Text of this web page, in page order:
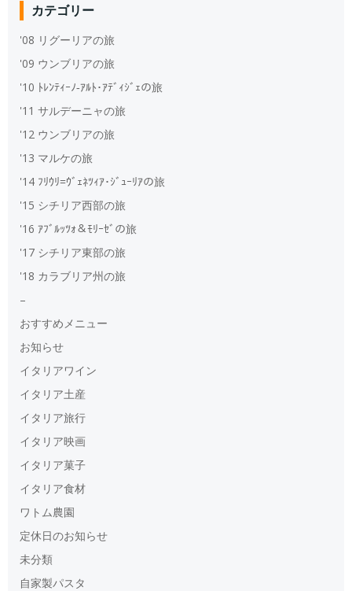
カテゴリー
'08 リグーリアの旅
'09 ウンブリアの旅
'10 ﾄﾚﾝﾃｨｰﾉ‐ｱﾙﾄ･ｱﾃﾞｨｼﾞｪの旅
'11 サルデーニャの旅
'12 ウンブリアの旅
'13 マルケの旅
'14 ﾌﾘｳﾘ=ｳﾞｪﾈﾂｨｱ･ｼﾞｭｰﾘｱの旅
'15 シチリア西部の旅
'16 ｱﾌﾞﾙｯﾂｫ＆ﾓﾘｰｾﾞの旅
'17 シチリア東部の旅
'18 カラブリア州の旅
–
おすすめメニュー
お知らせ
イタリアワイン
イタリア土産
イタリア旅行
イタリア映画
イタリア菓子
イタリア食材
ワトム農園
定休日のお知らせ
未分類
自家製パスタ